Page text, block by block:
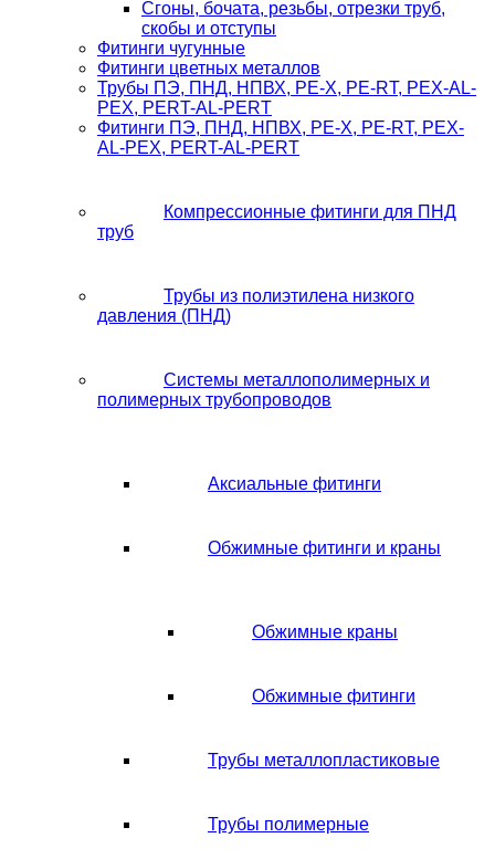
Сгоны, бочата, резьбы, отрезки труб,
скобы и отступы
Фитинги чугунные
Фитинги цветных металлов
Трубы ПЭ, ПНД, НПВХ, PE-X, PE-RT, PEX-AL-
PEX, PERT-AL-PERT
Фитинги ПЭ, ПНД, НПВХ, PE-X, PE-RT, PEX-
AL-PEX, PERT-AL-PERT
Компрессионные фитинги для ПНД
труб
Трубы из полиэтилена низкого
давления (ПНД)
Системы металлополимерных и
полимерных трубопроводов
Аксиальные фитинги
Обжимные фитинги и краны
Обжимные краны
Обжимные фитинги
Трубы металлопластиковые
Трубы полимерные